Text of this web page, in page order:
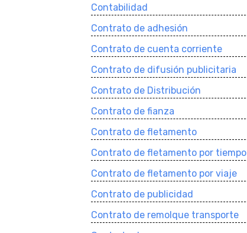
Contabilidad
Contrato de adhesión
Contrato de cuenta corriente
Contrato de difusión publicitaria
Contrato de Distribución
Contrato de fianza
Contrato de fletamento
Contrato de fletamento por tiempo
Contrato de fletamento por viaje
Contrato de publicidad
Contrato de remolque transporte